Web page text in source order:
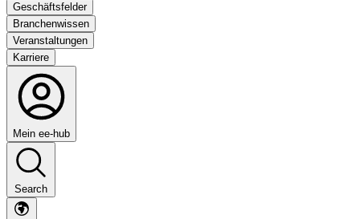
Geschäftsfelder
Branchenwissen
Veranstaltungen
Karriere
Mein ee-hub
Search